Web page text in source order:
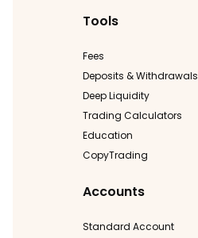
Tools
Fees
Deposits & Withdrawals
Deep Liquidity
Trading Calculators
Education
CopyTrading
Accounts
Standard Account